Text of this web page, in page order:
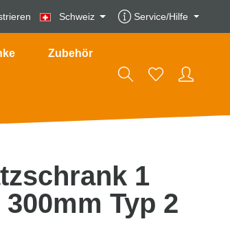
Schweiz Service/Hilfe
Zubehör
1
Typ 2